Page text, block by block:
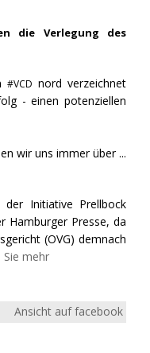
die Verlegung des
#VCD nord verzeichnet
- einen potenziellen
wir uns immer über ...
Initiative Prellbock
Hamburger Presse, da
(OVG) demnach
Sie mehr
Ansicht auf facebook